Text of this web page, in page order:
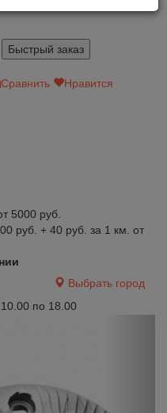
Быстрый заказ
Сравнить
Нравится
5000 руб.
руб. + 40 руб. за 1 км. от
Выбрать город
по 18.00